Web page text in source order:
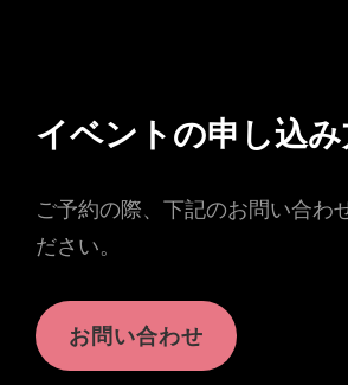
イベントの申し込
ご予約の際、下記のお問い合わ
ださい。
お問い合わせ